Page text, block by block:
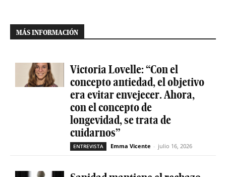
MÁS INFORMACIÓN
Victoria Lovelle: “Con el
concepto antiedad, el objetivo
era evitar envejecer. Ahora,
con el concepto de
longevidad, se trata de
cuidarnos”
ENTREVISTA Emma Vicente - julio 16, 2026